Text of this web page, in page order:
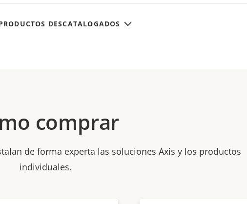
DESCATALOGADOS
comprar
de forma experta las soluciones Axis y los productos
individuales.